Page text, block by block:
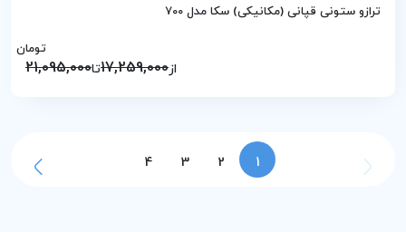
ترازو ستونی قپانی (مکانیکی) سکا مدل 700
از17,259,000تا21,095,000
تومان
1
2
3
4